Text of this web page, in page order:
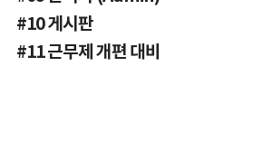
#10 게시판
#11 근무제 개편 대비